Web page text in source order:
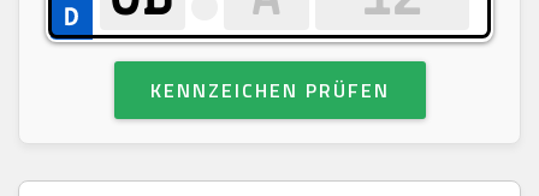
KENNZEICHEN PRÜFEN